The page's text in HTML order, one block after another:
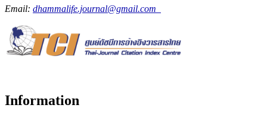
Email: dhammalife.journal@gmail.com
Information